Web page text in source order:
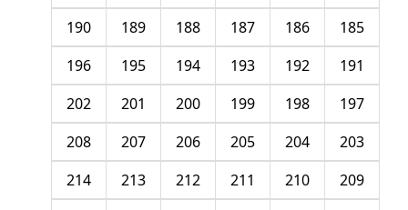
185
186
187
188
189
190
191
192
193
194
195
196
197
198
199
200
201
202
203
204
205
206
207
208
209
210
211
212
213
214